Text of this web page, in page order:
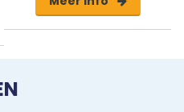
Koning Charles III.
collector’s item!